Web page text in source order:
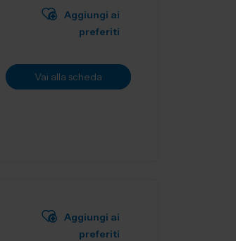
Aggiungi ai
preferiti
Vai alla scheda
Aggiungi ai
preferiti